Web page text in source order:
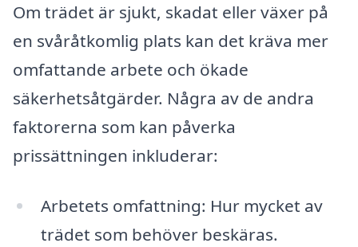
Om trädet är sjukt, skadat eller växer på
en svåråtkomlig plats kan det kräva mer
omfattande arbete och ökade
säkerhetsåtgärder. Några av de andra
faktorerna som kan påverka
prissättningen inkluderar:
Arbetets omfattning: Hur mycket av
trädet som behöver beskäras.